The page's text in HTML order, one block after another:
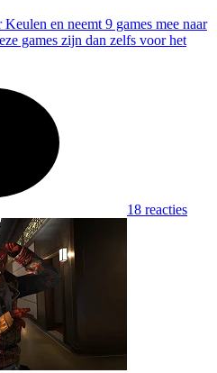
en neemt 9 games mee naar
games zijn dan zelfs voor het
18 reacties